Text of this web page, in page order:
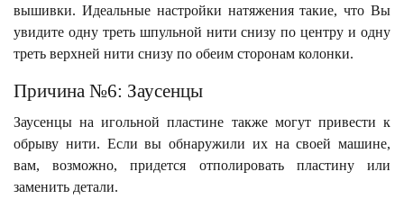
вышивки. Идеальные настройки натяжения такие, что Вы
увидите одну треть шпульной нити снизу по центру и одну
треть верхней нити снизу по обеим сторонам колонки.
Причина №6: Заусенцы
Заусенцы на игольной пластине также могут привести к
обрыву нити. Если вы обнаружили их на своей машине,
вам, возможно, придется отполировать пластину или
заменить детали.